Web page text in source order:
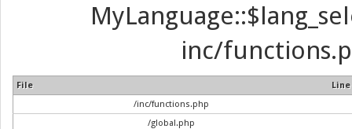
inc/
File
Line
/inc/functions.php
/global.php